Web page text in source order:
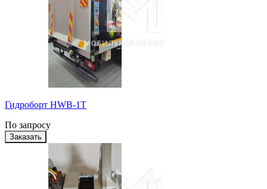
Гидроборт HWB-1T
По запросу